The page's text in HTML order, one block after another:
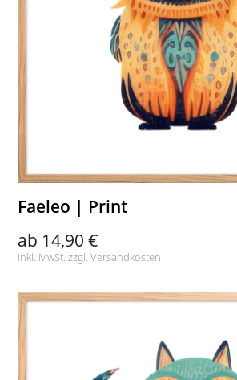
Faeleo | Print
ab 14,90 €
inkl. MwSt. zzgl.Versandkosten